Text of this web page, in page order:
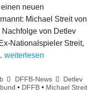
neuen
Michael Streit von
von Detlev
Nationalspieler Streit,
weiterlesen
DFFB-News
Detlev
• DFFB • Michael Streit